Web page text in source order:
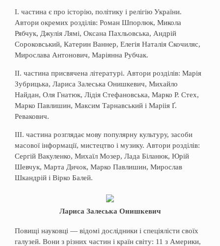
І. частина є про історію, політику і релігію України.
Автори окремих розділів: Роман Шпорлюк, Микола
Рябчук, Джулія Лямі, Оксана Пахльовська, Андрій
Сороковський, Катерин Ваннер, Елегія Наталія Скочиляс,
Мирослава Антонович, Маріянна Рубчак.
ІІ. частина присвячена літературі. Автори розділів: Марія
Зубрицька, Лариса Залеська Онишкевич, Михайло
Найдан, Оля Гнатюк, Лідія Стефановська, Марко Р. Стех,
Марко Павлишин, Максим Тарнавський і Маріія Ґ.
Ревакович.
ІІІ. частина розглядає мову популярну культуру, засоби
масової інформації, мистецтво і музику. Автори розділів:
Сергій Вакуленко, Михаїл Мозер, Лада Біланюк, Юрій
Шевчук, Марта Дичок, Марко Павлишин, Мирослав
Шкандрій і Вірко Балей.
Лариса Залеська Онишкевич
Повищі науковці — відомі дослідники і спеціялісти своїх
галузей. Вони з різних частин і країн світу: 11 з Америки,